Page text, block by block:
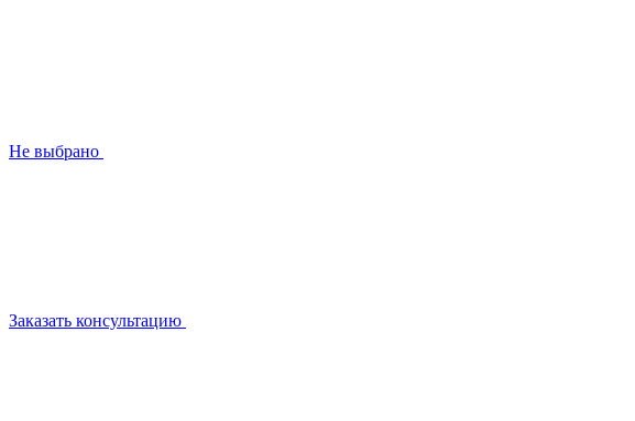
Не выбрано
Заказать консультацию